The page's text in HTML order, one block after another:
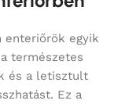
enteriőrök egyik
természetes
és a letisztult
Ez a